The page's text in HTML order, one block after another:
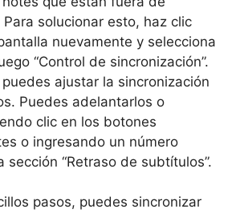
solucionar esto, haz clic
nuevamente y selecciona
“Control de sincronización”.
ajustar la sincronización
Puedes adelantarlos o
clic en los botones
o ingresando un número
sección “Retraso de subtítulos”.
pasos, puedes sincronizar